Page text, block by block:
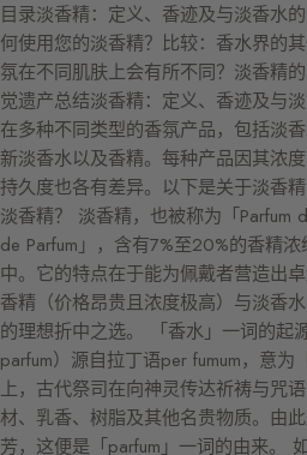
目录淡香精：定义、香迹及与淡香水
何使用您的淡香精？比较：香水界的
氛在不同肌肤上会有所不同？淡香精
觉遗产总结淡香精：定义、香迹及与
在多种不同类型的香氛产品，包括淡
新淡香水以及香精。每种产品因其浓
持久度也各有差异。以下是关于淡香
淡香精？ 淡香精，也被称为「Parfum
de Parfum」，含有7%至20%的香精
中。它的特点在于能为佩戴者营造出
香精（价格昂贵且浓度极高）与淡香
的理想折中之选。 「香水」一词的起
parfum）源自拉丁语per fumum，意为
上，古代祭司在向神灵传达祈祷与咒
材、乳香、树脂及其他名贵物质。由
芳，这便是「parfum」一词的由来。